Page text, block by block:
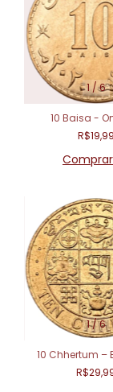
1/6
10 Baisa -
R$19,99
1/6
10 Chhertum –